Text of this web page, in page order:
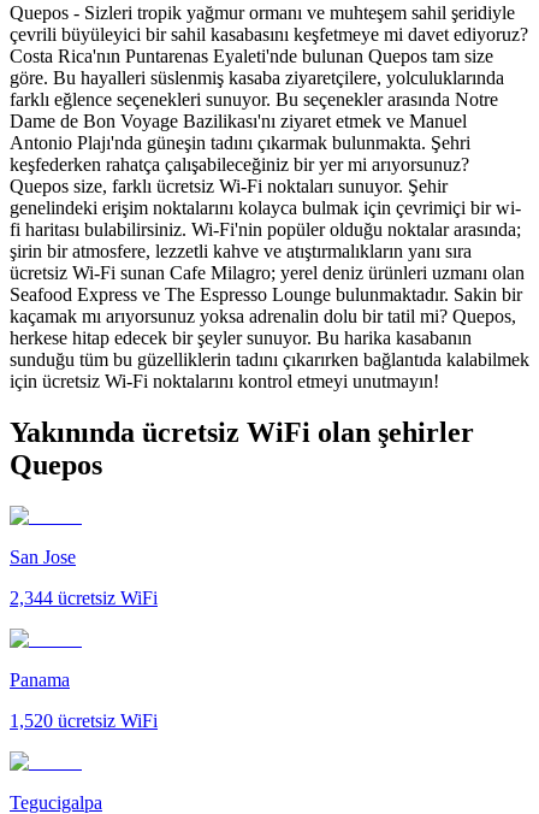
Quepos - Sizleri tropik yağmur ormanı ve muhteşem sahil şeridiyle
çevrili büyüleyici bir sahil kasabasını keşfetmeye mi davet ediyoruz?
Costa Rica'nın Puntarenas Eyaleti'nde bulunan Quepos tam size
göre. Bu hayalleri süslenmiş kasaba ziyaretçilere, yolculuklarında
farklı eğlence seçenekleri sunuyor. Bu seçenekler arasında Notre
Dame de Bon Voyage Bazilikası'nı ziyaret etmek ve Manuel
Antonio Plajı'nda güneşin tadını çıkarmak bulunmakta. Şehri
keşfederken rahatça çalışabileceğiniz bir yer mi arıyorsunuz?
Quepos size, farklı ücretsiz Wi-Fi noktaları sunuyor. Şehir
genelindeki erişim noktalarını kolayca bulmak için çevrimiçi bir wi-
fi haritası bulabilirsiniz. Wi-Fi'nin popüler olduğu noktalar arasında;
şirin bir atmosfere, lezzetli kahve ve atıştırmalıkların yanı sıra
ücretsiz Wi-Fi sunan Cafe Milagro; yerel deniz ürünleri uzmanı olan
Seafood Express ve The Espresso Lounge bulunmaktadır. Sakin bir
kaçamak mı arıyorsunuz yoksa adrenalin dolu bir tatil mi? Quepos,
herkese hitap edecek bir şeyler sunuyor. Bu harika kasabanın
sunduğu tüm bu güzelliklerin tadını çıkarırken bağlantıda kalabilmek
için ücretsiz Wi-Fi noktalarını kontrol etmeyi unutmayın!
Yakınında ücretsiz WiFi olan şehirler
Quepos
San Jose
2,344 ücretsiz WiFi
Panama
1,520 ücretsiz WiFi
Tegucigalpa